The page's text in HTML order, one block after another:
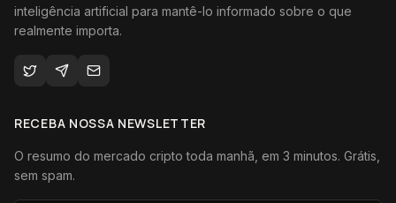
inteligência artificial para mantê-lo informado sobre o que
realmente importa.
RECEBA NOSSA NEWSLETTER
O resumo do mercado cripto toda manhã, em 3 minutos. Grátis,
sem spam.